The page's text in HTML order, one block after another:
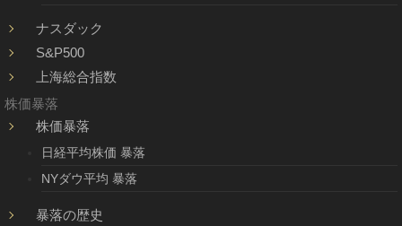
ナスダック
S&P500
上海総合指数
株価暴落
株価暴落
日経平均株価 暴落
NYダウ平均 暴落
暴落の歴史